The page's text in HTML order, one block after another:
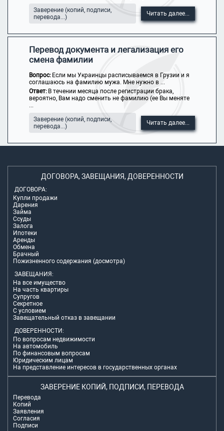
Заверение (копий, подписи,
перевода...)
Читать далее...
Перевод документа и легализация его
смена фамилии
Вопрос: Если мы Украинцы расписываемся в Грузии и я
соглашаюсь на фамилию мужа. Мне нужно в ...
Ответ: В течении месяца после регистрации брака,
вероятно, Вам надо сменить не фамилию (ее Вы меняте
...
Заверение (копий, подписи,
перевода...)
Читать далее...
ДОГОВОРА, ЗАВЕЩАНИЯ, ДОВЕРЕННОСТИ
ДОГОВОРА:
Купли продажи
Дарения
Займа
Ссуды
Залога
Ипотеки
Аренды
Обмена
Брачный
Пожизненного содержания (досмотра)
ЗАВЕЩАНИЯ:
На все имущество
На часть квартиры
Супругов
Секретное
С условием
Завещательный отказ в завещании
ДОВЕРЕННОСТИ:
По вопросам недвижимости
На автомобиль
По финансовым вопросам
Юридическим лицам
На представление интересов в государственных органах
ЗАВЕРЕНИЕ КОПИЙ, ПОДПИСИ, ПЕРЕВОДА
Перевода
Копий
Заявления
Согласия
Подписи